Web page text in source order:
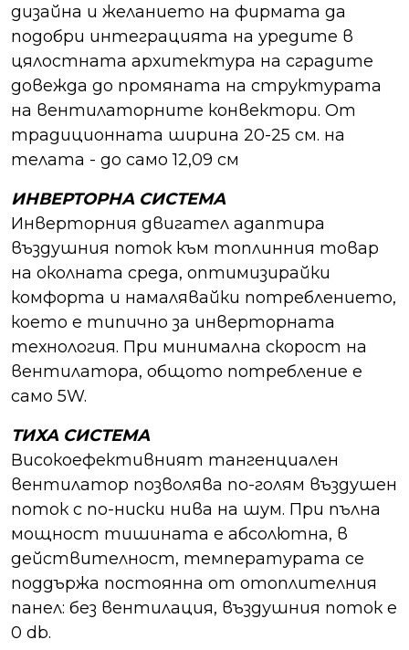
дизайна и желанието на фирмата да
подобри интеграцията на уредите в
цялостната архитектура на сградите
довежда до промяната на структурата
на вентилаторните конвектори. От
традиционната ширина 20-25 см. на
телата - до само 12,09 см
ИНВЕРТОРНА СИСТЕМА
Инверторния двигател адаптира
въздушния поток към топлинния товар
на околната среда, оптимизирайки
комфорта и намалявайки потреблението,
което е типично за инверторната
технология. При минимална скорост на
вентилатора, общото потребление е
само 5W.
ТИХА СИСТЕМА
Високоефективният тангенциален
вентилатор позволява по-голям въздушен
поток с по-ниски нива на шум. При пълна
мощност тишината е абсолютна, в
действителност, температурата се
поддържа постоянна от отоплителния
панел: без вентилация, въздушния поток е
0 db.